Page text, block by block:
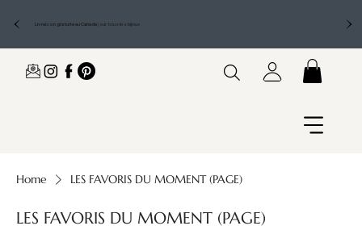
Livraison gratuite au Canada| sur tous les bijoux
Home LES FAVORIS DU MOMENT (PAGE)
LES FAVORIS DU MOMENT (PAGE)